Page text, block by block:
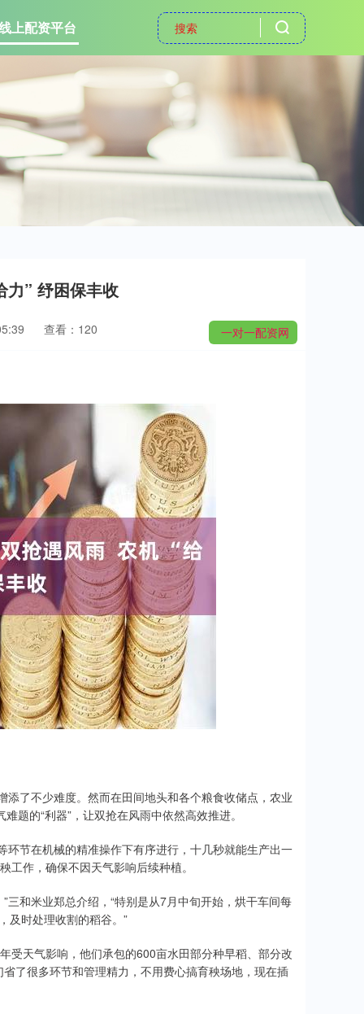
上配资平台
” 纾困保丰收
一对一配资网
查看：120
添了不少难度。然而在田间地头和各个粮食收储点，农业
题的“利器”，让双抢在风雨中依然高效推进。​
节在机械的精准操作下有序进行，十几秒就能生产出一
作，确保不因天气影响后续种植。​
和米业郑总介绍，“特别是从7月中旬开始，烘干车间每
及时处理收割的稻谷。”​
受天气影响，他们承包的600亩水田部分种早稻、部分改
了很多环节和管理精力，不用费心搞育秧场地，现在插